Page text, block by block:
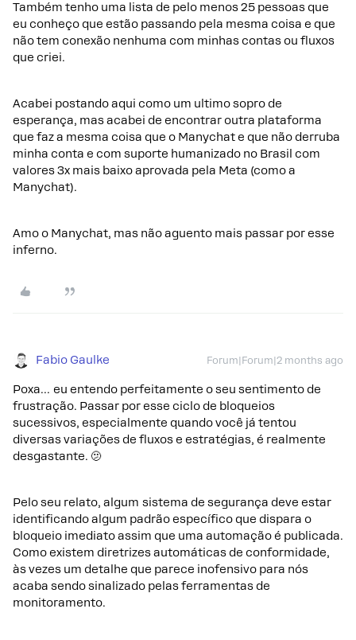
Também tenho uma lista de pelo menos 25 pessoas que
eu conheço que estão passando pela mesma coisa e que
não tem conexão nenhuma com minhas contas ou fluxos
que criei.
Acabei postando aqui como um ultimo sopro de
esperança, mas acabei de encontrar outra plataforma
que faz a mesma coisa que o Manychat e que não derruba
minha conta e com suporte humanizado no Brasil com
valores 3x mais baixo aprovada pela Meta (como a
Manychat).
Amo o Manychat, mas não aguento mais passar por esse
inferno.
Fabio Gaulke Forum|Forum|2 months ago
Poxa... eu entendo perfeitamente o seu sentimento de
frustração. Passar por esse ciclo de bloqueios
sucessivos, especialmente quando você já tentou
diversas variações de fluxos e estratégias, é realmente
desgastante. 🫤
Pelo seu relato, algum sistema de segurança deve estar
identificando algum padrão específico que dispara o
bloqueio imediato assim que uma automação é publicada.
Como existem diretrizes automáticas de conformidade,
às vezes um detalhe que parece inofensivo para nós
acaba sendo sinalizado pelas ferramentas de
monitoramento.